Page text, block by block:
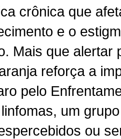
crônica que
e o
Mais que
reforça a
pelo
um
ou